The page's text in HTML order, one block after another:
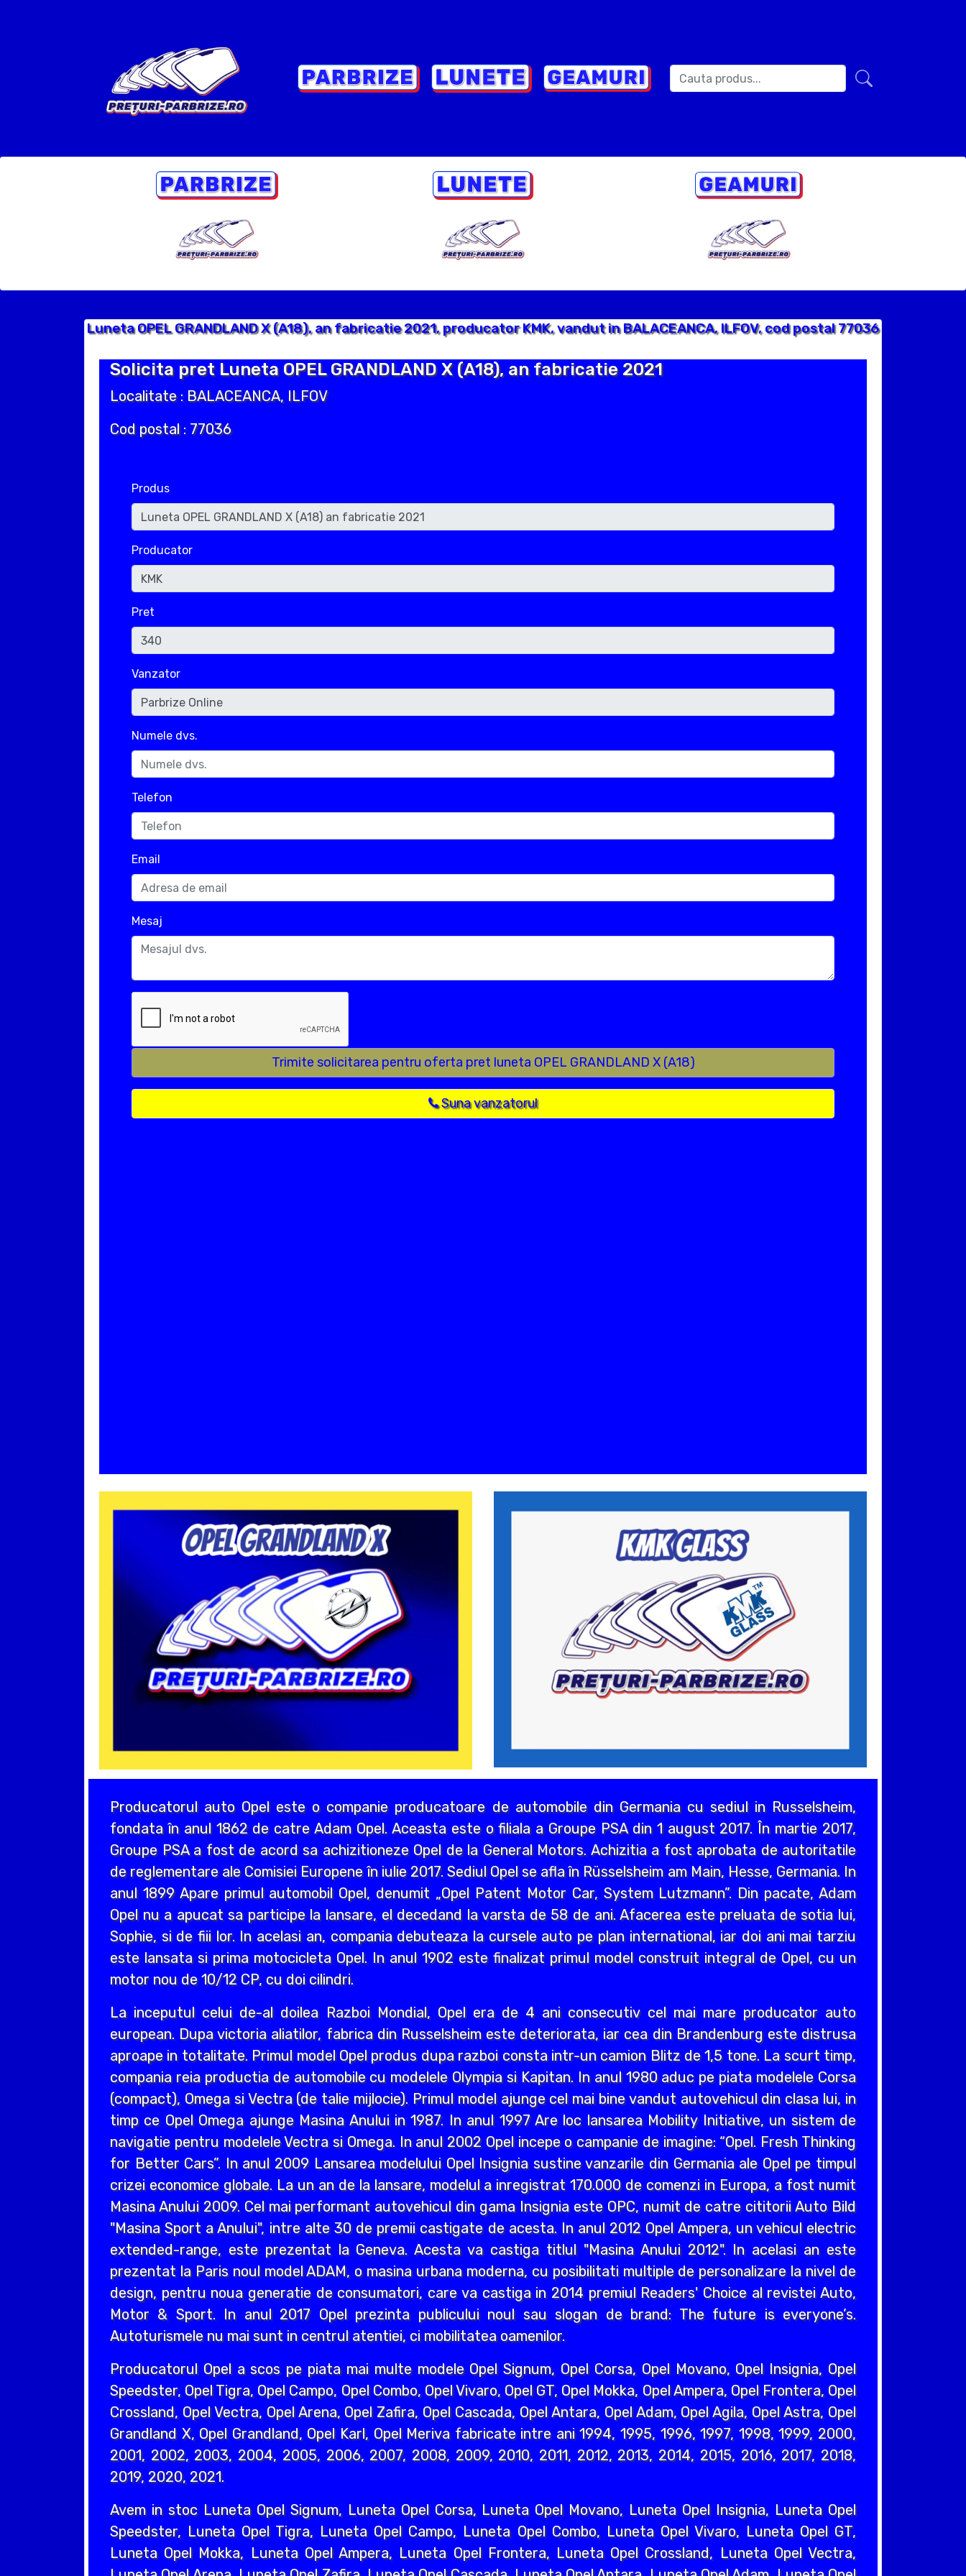
Luneta OPEL GRANDLAND X (A18), an fabricatie 2021, producator KMK, vandut in BALACEANCA, ILFOV, cod postal 77036
Solicita pret Luneta OPEL GRANDLAND X (A18), an fabricatie 2021
Localitate : BALACEANCA, ILFOV
Cod postal : 77036
Produs
Producator
Pret
Vanzator
Numele dvs.
Telefon
Email
Mesaj
Trimite solicitarea pentru oferta pret luneta OPEL GRANDLAND X (A18)
Suna vanzatorul
Producatorul auto Opel este o companie producatoare de automobile din Germania cu sediul in Russelsheim,
fondata în anul 1862 de catre Adam Opel. Aceasta este o filiala a Groupe PSA din 1 august 2017. În martie 2017,
Groupe PSA a fost de acord sa achizitioneze Opel de la General Motors. Achizitia a fost aprobata de autoritatile
de reglementare ale Comisiei Europene în iulie 2017. Sediul Opel se afla în Rüsselsheim am Main, Hesse, Germania. In
anul 1899 Apare primul automobil Opel, denumit „Opel Patent Motor Car, System Lutzmann”. Din pacate, Adam
Opel nu a apucat sa participe la lansare, el decedand la varsta de 58 de ani. Afacerea este preluata de sotia lui,
Sophie, si de fiii lor. In acelasi an, compania debuteaza la cursele auto pe plan international, iar doi ani mai tarziu
este lansata si prima motocicleta Opel. In anul 1902 este finalizat primul model construit integral de Opel, cu un
motor nou de 10/12 CP, cu doi cilindri.
La inceputul celui de-al doilea Razboi Mondial, Opel era de 4 ani consecutiv cel mai mare producator auto
european. Dupa victoria aliatilor, fabrica din Russelsheim este deteriorata, iar cea din Brandenburg este distrusa
aproape in totalitate. Primul model Opel produs dupa razboi consta intr-un camion Blitz de 1,5 tone. La scurt timp,
compania reia productia de automobile cu modelele Olympia si Kapitan. In anul 1980 aduc pe piata modelele Corsa
(compact), Omega si Vectra (de talie mijlocie). Primul model ajunge cel mai bine vandut autovehicul din clasa lui, in
timp ce Opel Omega ajunge Masina Anului in 1987. In anul 1997 Are loc lansarea Mobility Initiative, un sistem de
navigatie pentru modelele Vectra si Omega. In anul 2002 Opel incepe o campanie de imagine: “Opel. Fresh Thinking
for Better Cars”. In anul 2009 Lansarea modelului Opel Insignia sustine vanzarile din Germania ale Opel pe timpul
crizei economice globale. La un an de la lansare, modelul a inregistrat 170.000 de comenzi in Europa, a fost numit
Masina Anului 2009. Cel mai performant autovehicul din gama Insignia este OPC, numit de catre cititorii Auto Bild
"Masina Sport a Anului", intre alte 30 de premii castigate de acesta. In anul 2012 Opel Ampera, un vehicul electric
extended-range, este prezentat la Geneva. Acesta va castiga titlul "Masina Anului 2012". In acelasi an este
prezentat la Paris noul model ADAM, o masina urbana moderna, cu posibilitati multiple de personalizare la nivel de
design, pentru noua generatie de consumatori, care va castiga in 2014 premiul Readers' Choice al revistei Auto,
Motor & Sport. In anul 2017 Opel prezinta publicului noul sau slogan de brand: The future is everyone’s.
Autoturismele nu mai sunt in centrul atentiei, ci mobilitatea oamenilor.
Producatorul Opel a scos pe piata mai multe modele Opel Signum, Opel Corsa, Opel Movano, Opel Insignia, Opel
Speedster, Opel Tigra, Opel Campo, Opel Combo, Opel Vivaro, Opel GT, Opel Mokka, Opel Ampera, Opel Frontera, Opel
Crossland, Opel Vectra, Opel Arena, Opel Zafira, Opel Cascada, Opel Antara, Opel Adam, Opel Agila, Opel Astra, Opel
Grandland X, Opel Grandland, Opel Karl, Opel Meriva fabricate intre ani 1994, 1995, 1996, 1997, 1998, 1999, 2000,
2001, 2002, 2003, 2004, 2005, 2006, 2007, 2008, 2009, 2010, 2011, 2012, 2013, 2014, 2015, 2016, 2017, 2018,
2019, 2020, 2021.
Avem in stoc Luneta Opel Signum, Luneta Opel Corsa, Luneta Opel Movano, Luneta Opel Insignia, Luneta Opel
Speedster, Luneta Opel Tigra, Luneta Opel Campo, Luneta Opel Combo, Luneta Opel Vivaro, Luneta Opel GT,
Luneta Opel Mokka, Luneta Opel Ampera, Luneta Opel Frontera, Luneta Opel Crossland, Luneta Opel Vectra,